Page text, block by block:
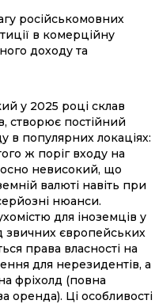
російськомовних
в комерційну
доходу та
у 2025 році склав
створює постійний
в популярних локаціях:
ж поріг входу на
невисокий, що
валюті навіть при
нюанси.
для іноземців у
звичних європейських
права власності на
для нерезидентів, а
фріхолд (повна
оренда). Ці особливості